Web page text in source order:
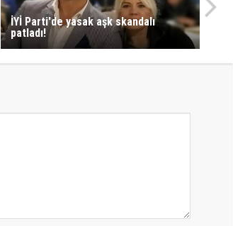
İYİ Parti'de yasak aşk skandalı
patladı!